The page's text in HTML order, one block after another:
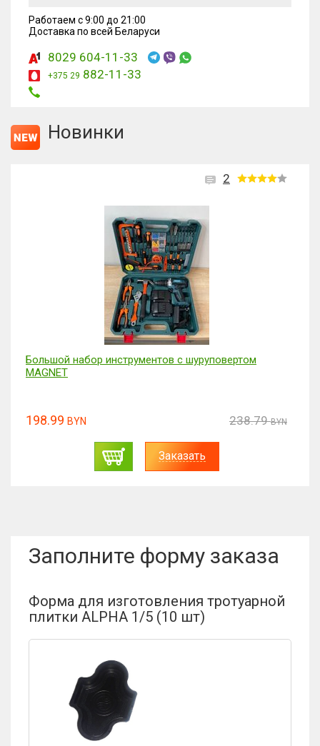
Работаем с 9:00 до 21:00
Доставка по всей Беларуси
8029 604-11-33
+375 29 882-11-33
Новинки
2
Большой набор инструментов с шуруповертом
MAGNET
198.99 BYN 238.79 BYN
Заказать
Заполните форму заказа
Форма для изготовления тротуарной
плитки ALPHA 1/5 (10 шт)